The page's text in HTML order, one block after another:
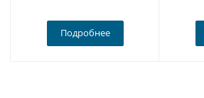
Подробнее